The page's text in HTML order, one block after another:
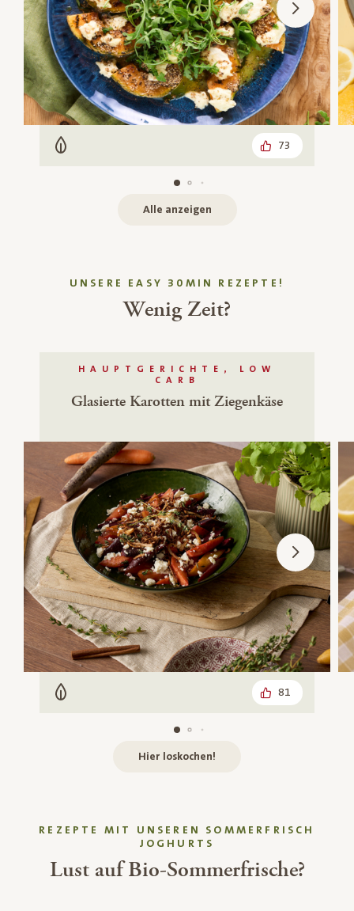
Vegetarisch 73
Alle anzeigen
UNSERE EASY 30MIN REZEPTE!
Wenig Zeit?
HAUPTGERICHTE, LOW
CARB
Glasierte Karotten mit Ziegenkäse
Vegetarisch 81
Hier loskochen!
REZEPTE MIT UNSEREN SOMMERFRISCH
JOGHURTS
Lust auf Bio-Sommerfrische?